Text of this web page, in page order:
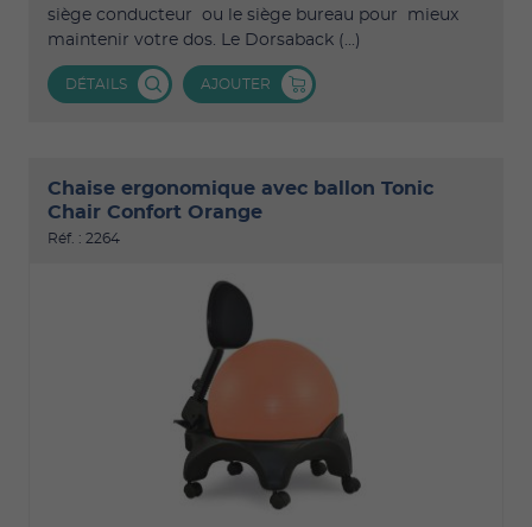
siège conducteur ou le siège bureau pour mieux
maintenir votre dos. Le Dorsaback (...)
DÉTAILS AJOUTER
Chaise ergonomique avec ballon Tonic
Chair Confort Orange
Réf. : 2264